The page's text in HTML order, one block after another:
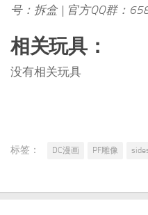
号：拆盒 | 官方QQ群：
相关玩具：
没有相关玩具
标签： DC漫画 PF雕像